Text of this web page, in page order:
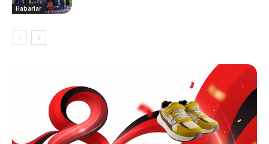
Habarlar